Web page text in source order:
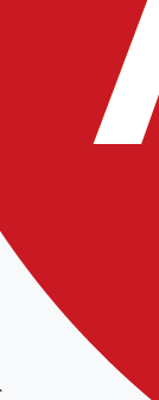
ключевые
с отзывами
на
доступ к